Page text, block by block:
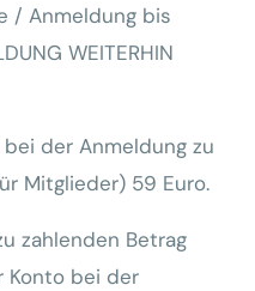
/ Anmeldung bis
WEITERHIN
der Anmeldung zu
Mitglieder) 59 Euro.
zahlenden Betrag
Konto bei der